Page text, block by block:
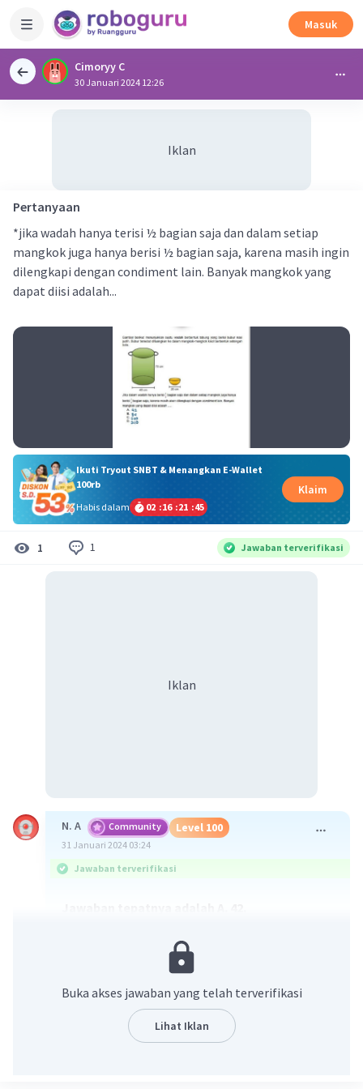
Masuk
Cimoryy C
30 Januari 2024 12:26
Iklan
Pertanyaan
*jika wadah hanya terisi ½ bagian saja dan dalam setiap
mangkok juga hanya berisi ½ bagian saja, karena masih ingin
dilengkapi dengan condiment lain. Banyak mangkok yang
dapat diisi adalah...
Ikuti Tryout SNBT & Menangkan E-Wallet
100rb
Habis dalam
02 :16 :21 :45
Klaim
1 1 Jawaban terverifikasi
Iklan
N. A Community Level 100
31 Januari 2024 03:24
Jawaban terverifikasi
Rumus volume tabung adalah:
V 🛢 = 𝞹r 🛢 🛢
Rumus volume bola adalah:
³/3.
Buka akses jawaban yang telah terverifikasi
Lihat Iklan